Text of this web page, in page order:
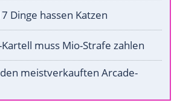
Dinge hassen Katzen
muss Mio-Strafe zahlen
meistverkauften Arcade-